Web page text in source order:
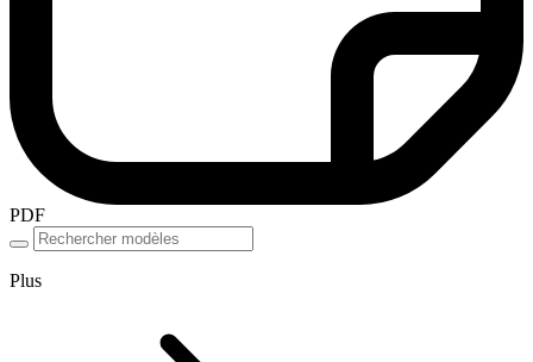
PDF
Plus